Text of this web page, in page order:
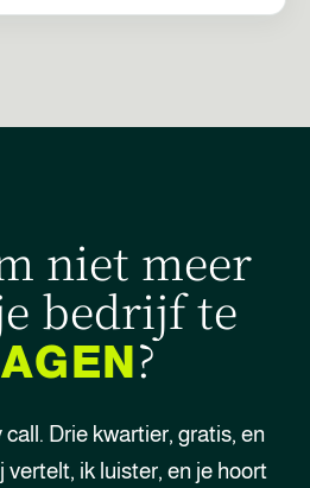
niet meer
bedrijf te
?
Drie kwartier, gratis, en
vertelt, ik luister, en je hoort